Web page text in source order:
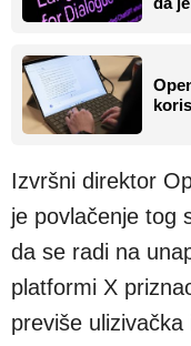
Izvršni direktor
je povlačenje tog
da se radi na
platformi X
previše ulizivačka